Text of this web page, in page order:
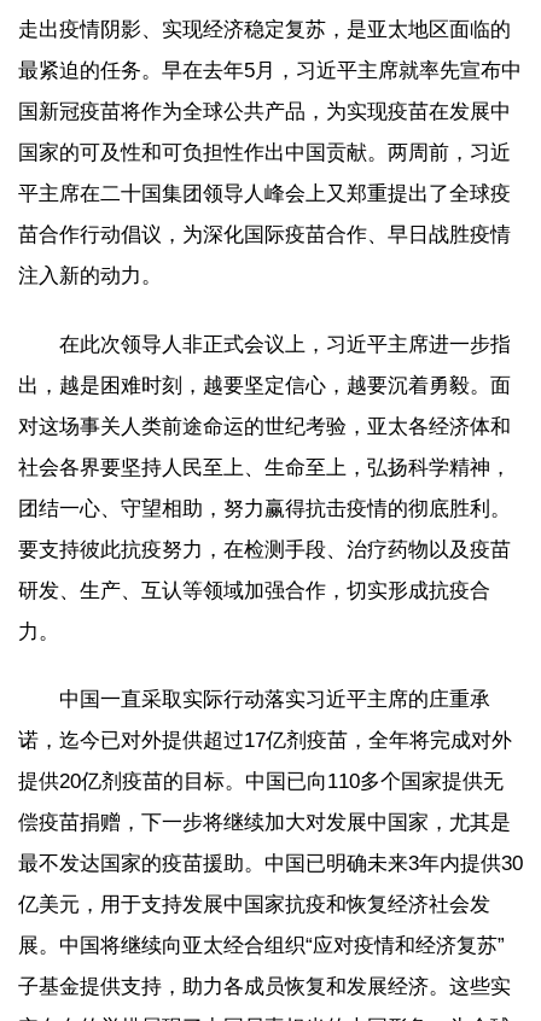
走出疫情阴影、实现经济稳定复苏，是亚太地区面临的
最紧迫的任务。早在去年5月，习近平主席就率先宣布中
国新冠疫苗将作为全球公共产品，为实现疫苗在发展中
国家的可及性和可负担性作出中国贡献。两周前，习近
平主席在二十国集团领导人峰会上又郑重提出了全球疫
苗合作行动倡议，为深化国际疫苗合作、早日战胜疫情
注入新的动力。
在此次领导人非正式会议上，习近平主席进一步指
出，越是困难时刻，越要坚定信心，越要沉着勇毅。面
对这场事关人类前途命运的世纪考验，亚太各经济体和
社会各界要坚持人民至上、生命至上，弘扬科学精神，
团结一心、守望相助，努力赢得抗击疫情的彻底胜利。
要支持彼此抗疫努力，在检测手段、治疗药物以及疫苗
研发、生产、互认等领域加强合作，切实形成抗疫合
力。
中国一直采取实际行动落实习近平主席的庄重承
诺，迄今已对外提供超过17亿剂疫苗，全年将完成对外
提供20亿剂疫苗的目标。中国已向110多个国家提供无
偿疫苗捐赠，下一步将继续加大对发展中国家，尤其是
最不发达国家的疫苗援助。中国已明确未来3年内提供30
亿美元，用于支持发展中国家抗疫和恢复经济社会发
展。中国将继续向亚太经合组织“应对疫情和经济复苏”
子基金提供支持，助力各成员恢复和发展经济。这些实